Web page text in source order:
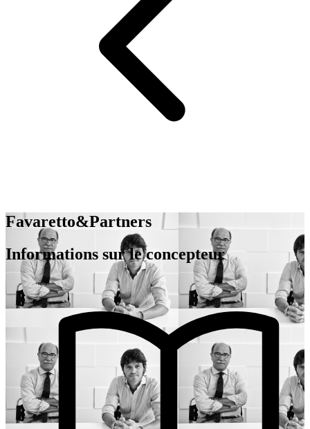
Favaretto&Partners
Informations sur le concepteur